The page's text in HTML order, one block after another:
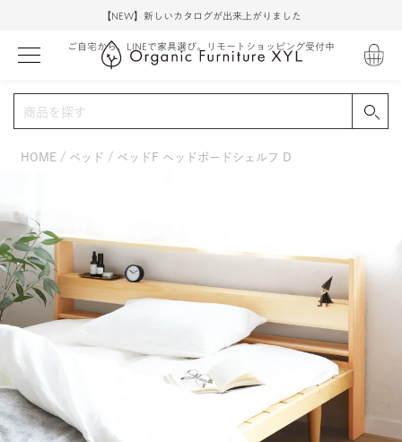
【NEW】新しいカタログが出来上がりました
ご自宅から、LINEで家具選び。リモートショッピング受付中
HOME ベッド ベッドF ヘッドボードシェルフ D